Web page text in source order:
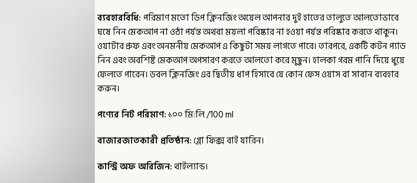
ব্যবহারবিধি:পরিমাণ মতো ডিপ ক্লিনজিং অয়েল আপনার দুই হাতের তালুতে আলতোভাবে
ঘষে নিন মেকআপ না ওঠা পর্যন্ত অথবা ময়লা পরিষ্কার না হওয়া পর্যন্ত পরিষ্কার করতে থাকুন।
ওয়াটার প্রুফ এবং অনমনীয় মেকআপ এ কিছুটা সময় লাগতে পারে। তারপরে, একটি কটন প্যাড
নিন এবং অবশিষ্ট মেকআপ অপসারণ করতে আলতো করে মুছুন। হালকা গরম পানি দিয়ে ধুয়ে
ফেলতে পারেন। ডবল ক্লিনজিং এর দ্বিতীয় ধাপ হিসাবে যে কোন ফেস ওয়াস বা সাবান ব্যবহার
করুন।
পণ্যের নিট পরিমাণ:১০০ মি:লি /100 ml
বাজারজাতকারী প্রতিষ্ঠান:গ্লো ফিক্স বাই যারিন।
কান্ট্রি অফ অরিজিন:থাইল্যান্ড।